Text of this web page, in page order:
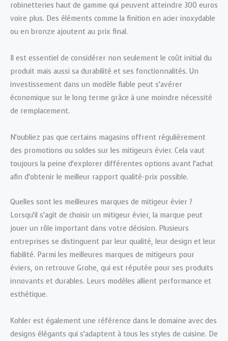
robinetteries haut de gamme qui peuvent atteindre 300 euros
voire plus. Des éléments comme la finition en acier inoxydable
ou en bronze ajoutent au prix final.
Il est essentiel de considérer non seulement le coût initial du
produit mais aussi sa durabilité et ses fonctionnalités. Un
investissement dans un modèle fiable peut s’avérer
économique sur le long terme grâce à une moindre nécessité
de remplacement.
N’oubliez pas que certains magasins offrent régulièrement
des promotions ou soldes sur les mitigeurs évier. Cela vaut
toujours la peine d’explorer différentes options avant l’achat
afin d’obtenir le meilleur rapport qualité-prix possible.
Quelles sont les meilleures marques de mitigeur évier ?
Lorsqu’il s’agit de choisir un mitigeur évier, la marque peut
jouer un rôle important dans votre décision. Plusieurs
entreprises se distinguent par leur qualité, leur design et leur
fiabilité. Parmi les meilleures marques de mitigeurs pour
éviers, on retrouve Grohe, qui est réputée pour ses produits
innovants et durables. Leurs modèles allient performance et
esthétique.
Kohler est également une référence dans le domaine avec des
designs élégants qui s’adaptent à tous les styles de cuisine. De